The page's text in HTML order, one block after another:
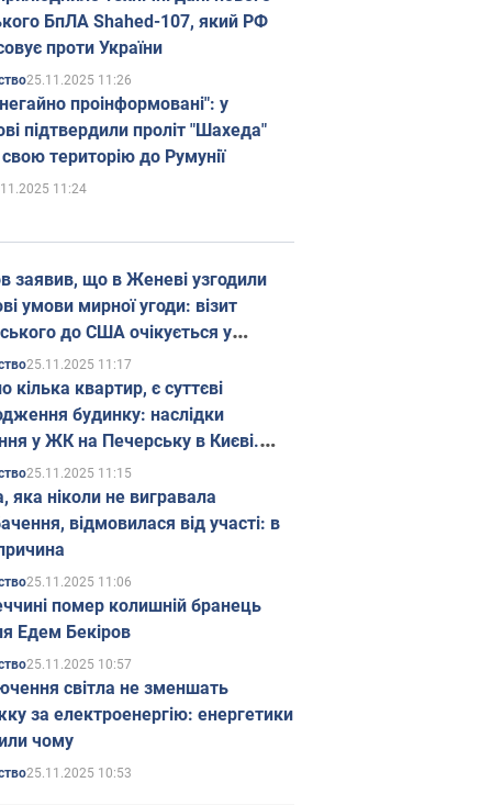
БпЛА Shahed-107, який РФ
проти України
25.11.2025 11:26
проінформовані": у
підтвердили проліт "Шахеда"
територію до Румунії
11:24
заявив, що в Женеві узгодили
умови мирної угоди: візит
до США очікується у
25.11.2025 11:17
кілька квартир, є суттєві
будинку: наслідки
у ЖК на Печерську в Києві.
25.11.2025 11:15
яка ніколи не вигравала
відмовилася від участі: в
25.11.2025 11:06
помер колишній бранець
Едем Бекіров
25.11.2025 10:57
світла не зменшать
за електроенергію: енергетики
чому
25.11.2025 10:53